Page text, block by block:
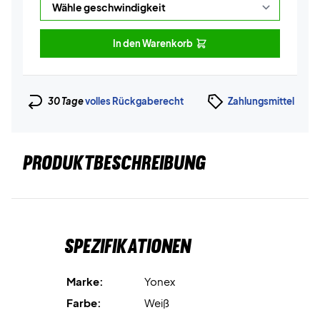
In den Warenkorb
30 Tagevolles Rückgaberecht Zahlungsmittel
PRODUKTBESCHREIBUNG
Spezifikationen
Marke:
Yonex
Farbe:
Weiß